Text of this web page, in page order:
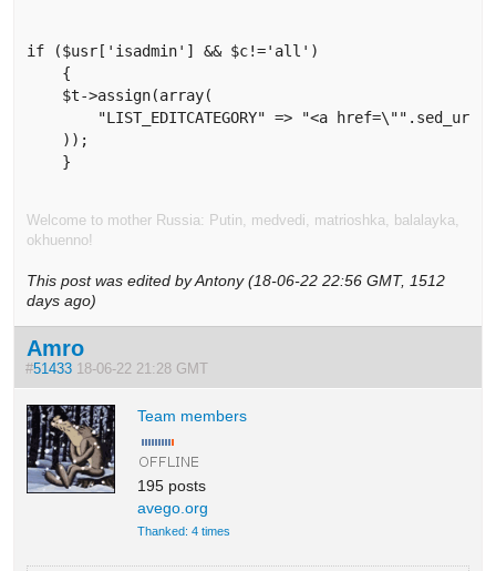
if ($usr['isadmin'] && $c!='all')
{
$t->assign(array(
"LIST_EDITCATEGORY" => "<a
));
}
Welcome to mother Russia: Putin, medvedi, matrioshka, balalayka,
okhuenno!
This post was edited by Antony (18-06-22 22:56 GMT, 1512
days ago)
Amro
#51433 18-06-22 21:28 GMT
Team members
195 posts
avego.org
Thanked: 4 times